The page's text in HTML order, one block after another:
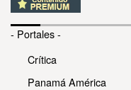
- Portales -
Crítica
Panamá América